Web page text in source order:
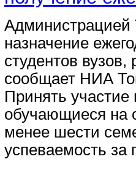
Администрацией
назначение
студентов
сообщает НИА
Принять участие
обучающиеся на
менее шести
успеваемость за